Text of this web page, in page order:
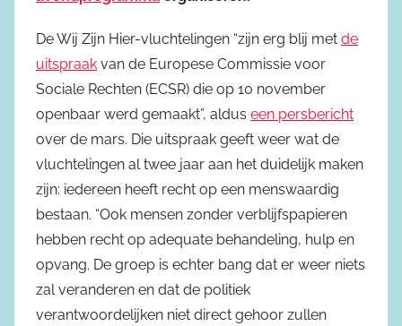
De Wij Zijn Hier-vluchtelingen “zijn erg blij met de
uitspraak van de Europese Commissie voor
Sociale Rechten (ECSR) die op 10 november
openbaar werd gemaakt”, aldus een persbericht
over de mars. Die uitspraak geeft weer wat de
vluchtelingen al twee jaar aan het duidelijk maken
zijn: iedereen heeft recht op een menswaardig
bestaan. “Ook mensen zonder verblijfspapieren
hebben recht op adequate behandeling, hulp en
opvang. De groep is echter bang dat er weer niets
zal veranderen en dat de politiek
verantwoordelijken niet direct gehoor zullen